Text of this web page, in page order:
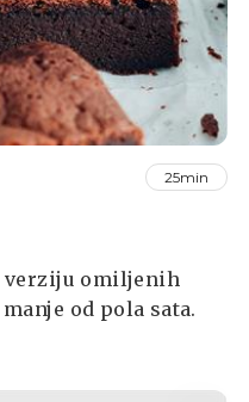
25min
verziju omiljenih
od pola sata.